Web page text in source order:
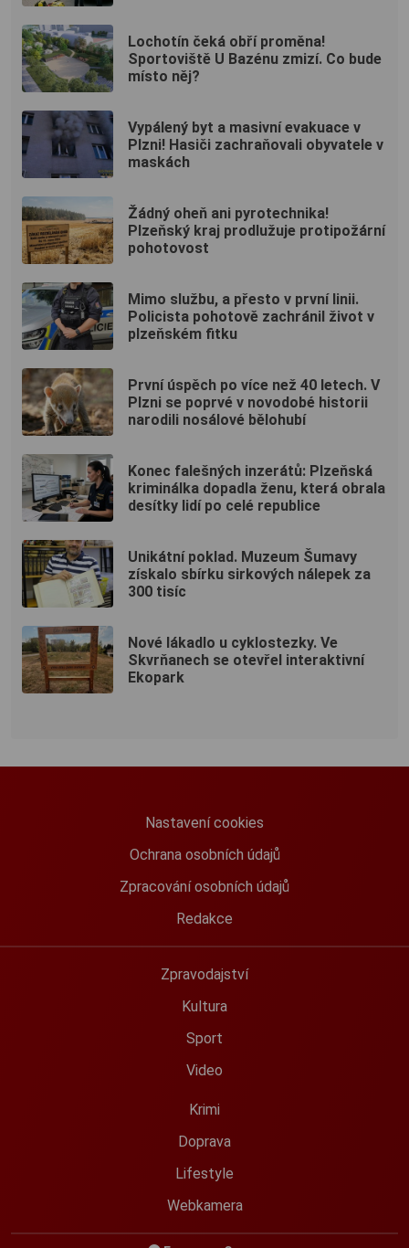
Lochotín čeká obří proměna!
Sportoviště U Bazénu zmizí. Co bude
místo něj?
Vypálený byt a masivní evakuace v
Plzni! Hasiči zachraňovali obyvatele v
maskách
Žádný oheň ani pyrotechnika!
Plzeňský kraj prodlužuje protipožární
pohotovost
Mimo službu, a přesto v první linii.
Policista pohotově zachránil život v
plzeňském fitku
První úspěch po více než 40 letech. V
Plzni se poprvé v novodobé historii
narodili nosálové bělohubí
Konec falešných inzerátů: Plzeňská
kriminálka dopadla ženu, která obrala
desítky lidí po celé republice
Unikátní poklad. Muzeum Šumavy
získalo sbírku sirkových nálepek za
300 tisíc
Nové lákadlo u cyklostezky. Ve
Skvrňanech se otevřel interaktivní
Ekopark
Nastavení cookies
Ochrana osobních údajů
Zpracování osobních údajů
Redakce
Zpravodajství
Kultura
Sport
Video
Krimi
Doprava
Lifestyle
Webkamera